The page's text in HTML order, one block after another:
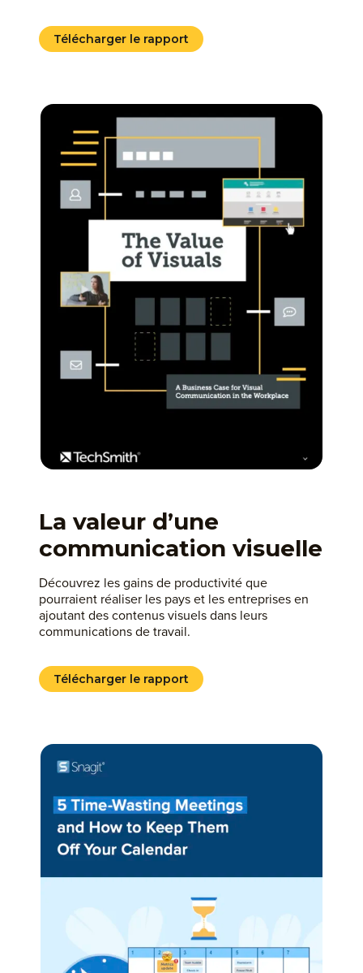
Télécharger le rapport
La valeur d’une
communication visuelle
Découvrez les gains de productivité que
pourraient réaliser les pays et les entreprises en
ajoutant des contenus visuels dans leurs
communications de travail.
Télécharger le rapport